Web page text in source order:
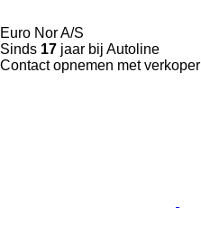
Euro Nor A/S
Sinds 17 jaar bij Autoline
Contact opnemen met verkoper